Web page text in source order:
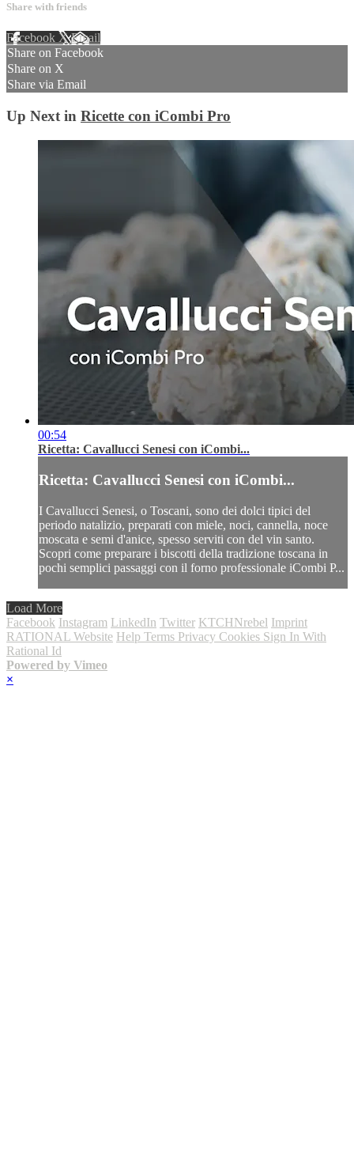
Share with friends
Facebook XEmail
Share on Facebook
Share on X
Share via Email
Up Next in Ricette con iCombi Pro
00:54
Ricetta: Cavallucci Senesi con iCombi...
Ricetta: Cavallucci Senesi con iCombi...
I Cavallucci Senesi, o Toscani, sono dei dolci tipici del
periodo natalizio, preparati con miele, noci, cannella, noce
moscata e semi d'anice, spesso serviti con del vin santo.
Scopri come preparare i biscotti della tradizione toscana in
pochi semplici passaggi con il forno professionale iCombi P...
Load More
Facebook Instagram LinkedIn Twitter KTCHNrebel Imprint
RATIONAL Website Help Terms Privacy Cookies Sign In With
Rational Id
Powered by Vimeo
×